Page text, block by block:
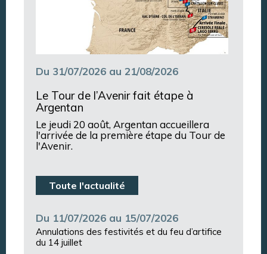
Du 31/07/2026 au 21/08/2026
Le Tour de l’Avenir fait étape à
Argentan
Le jeudi 20 août, Argentan accueillera
l'arrivée de la première étape du Tour de
l'Avenir.
Toute l'actualité
Du 11/07/2026 au 15/07/2026
Annulations des festivités et du feu d’artifice
du 14 juillet